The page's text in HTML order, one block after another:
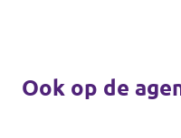
Ook op de